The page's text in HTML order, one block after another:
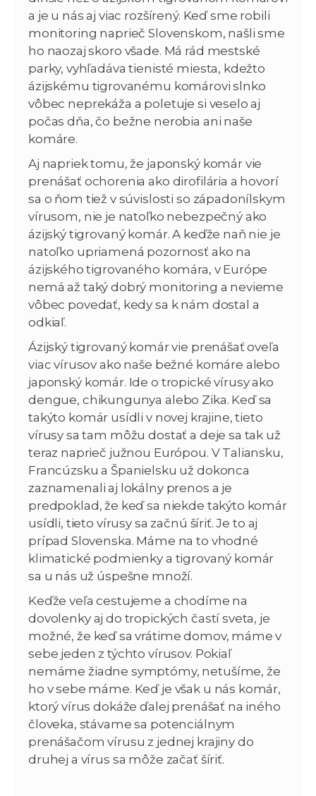
a je u nás aj viac rozšírený. Keď sme robili
monitoring naprieč Slovenskom, našli sme
ho naozaj skoro všade. Má rád mestské
parky, vyhľadáva tienisté miesta, kdežto
ázijskému tigrovanému komárovi slnko
vôbec neprekáža a poletuje si veselo aj
počas dňa, čo bežne nerobia ani naše
komáre.
Aj napriek tomu, že japonský komár vie
prenášať ochorenia ako dirofilária a hovorí
sa o ňom tiež v súvislosti so západonílskym
vírusom, nie je natoľko nebezpečný ako
ázijský tigrovaný komár. A keďže naň nie je
natoľko upriamená pozornosť ako na
ázijského tigrovaného komára, v Európe
nemá až taký dobrý monitoring a nevieme
vôbec povedať, kedy sa k nám dostal a
odkiaľ.
Ázijský tigrovaný komár vie prenášať oveľa
viac vírusov ako naše bežné komáre alebo
japonský komár. Ide o tropické vírusy ako
dengue, chikungunya alebo Zika. Keď sa
takýto komár usídli v novej krajine, tieto
vírusy sa tam môžu dostať a deje sa tak už
teraz naprieč južnou Európou. V Taliansku,
Francúzsku a Španielsku už dokonca
zaznamenali aj lokálny prenos a je
predpoklad, že keď sa niekde takýto komár
usídli, tieto vírusy sa začnú šíriť. Je to aj
prípad Slovenska. Máme na to vhodné
klimatické podmienky a tigrovaný komár
sa u nás už úspešne množí.
Keďže veľa cestujeme a chodíme na
dovolenky aj do tropických častí sveta, je
možné, že keď sa vrátime domov, máme v
sebe jeden z týchto vírusov. Pokiaľ
nemáme žiadne symptómy, netušíme, že
ho v sebe máme. Keď je však u nás komár,
ktorý vírus dokáže ďalej prenášať na iného
človeka, stávame sa potenciálnym
prenášačom vírusu z jednej krajiny do
druhej a vírus sa môže začať šíriť.